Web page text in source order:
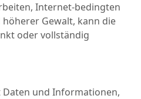
Internet-bedingten
Gewalt, kann die
oder vollständig
Daten und Informationen,